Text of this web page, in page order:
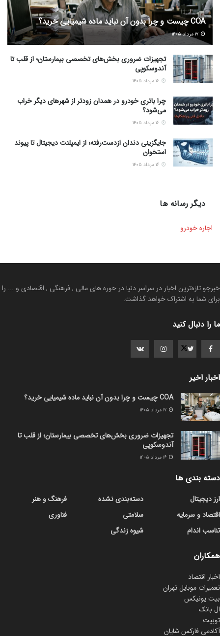
COA چیست و چرا بدون آن نباید ماده شیمیایی خرید؟
تجهیزات ضروری بخش‌های تخصصی بیمارستان؛ از قلب تا
آندوسکوپی
چرا باتری خودرو در همدان زودتر از شهرهای دیگر خراب
می‌شود؟
جایگزینی دندان ازدست‌رفته؛ از ایمپلنت دیجیتال تا پیوند
استخوان
دیگر رسانه ها
اجاره خودرو
خبرجو تازه‌ترین اخبار در سراسر دنیا در حوره های مالی , فرهنگی , اقتصادی و ... را
برای شما به اشتراک خواهد گذاشت.
ما را دنبال کنید
اخبار اخیر
COA چیست و چرا بدون آن نباید ماده شیمیایی خرید؟
تجهیزات ضروری بخش‌های تخصصی بیمارستان؛ از قلب تا
آندوسکوپی
دسته بندی ها
ارز دیجیتال
اقتصاد و سرمایه
تناسب اندام
دسته‌بندی نشده
سلامتی
شیوه زندگی
فرهنگ و هنر
فناوری
همکاران
اخبار اقتصاد
تعمیرات موبایل تهران
بیت یونیکس
ال بانک
توبیت
آکادمی فارکس شایان